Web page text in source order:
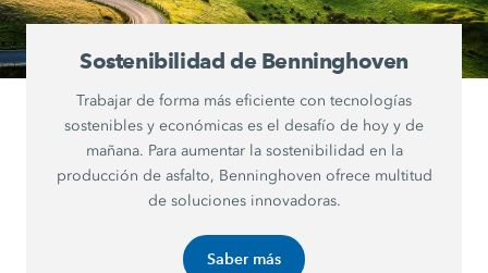
Sostenibilidad de Benninghoven
Trabajar de forma más eficiente con tecnologías
sostenibles y económicas es el desafío de hoy y de
mañana. Para aumentar la sostenibilidad en la
producción de asfalto, Benninghoven ofrece multitud
de soluciones innovadoras.
Saber más